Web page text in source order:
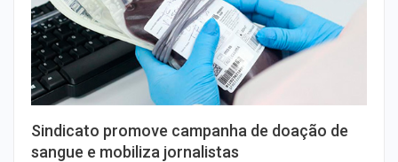
Sindicato promove campanha de doação de
sangue e mobiliza jornalistas